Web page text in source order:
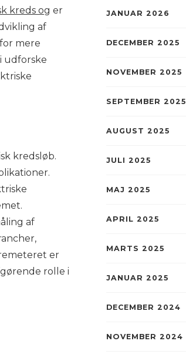
kreds og er
af
mere
udforske
kredsløb.
af
er
rolle i
JANUAR 2026
DECEMBER 2025
NOVEMBER 2025
SEPTEMBER 2025
AUGUST 2025
JULI 2025
MAJ 2025
APRIL 2025
MARTS 2025
JANUAR 2025
DECEMBER 2024
NOVEMBER 2024